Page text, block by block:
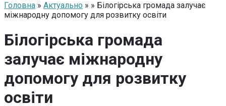
Головна » Актуально » » Білогірська громада залучає
міжнародну допомогу для розвитку освіти
Білогірська громада
залучає міжнародну
допомогу для розвитку
освіти